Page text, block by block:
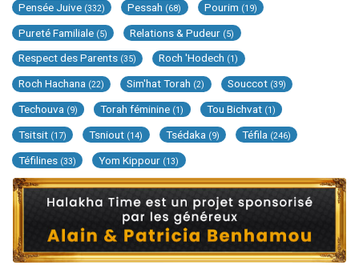
Pensée Juive (332) Pessah (68) Pourim (19)
Pureté Familiale (5) Relations & Pudeur (5)
Respect des Parents (35) Roch 'Hodech (1)
Roch Hachana (22) Sim'hat Torah (2) Souccot (39)
Techouva (9) Torah féminine (1) Tou Bichvat (1)
Tsitsit (17) Tsniout (14) Tsédaka (9) Téfila (246)
Téfilines (33) Yom Kippour (13)